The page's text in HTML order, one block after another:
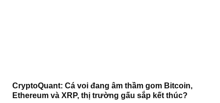
CryptoQuant: Cá voi đang âm thầm gom Bitcoin,
Ethereum và XRP, thị trường gấu sắp kết thúc?